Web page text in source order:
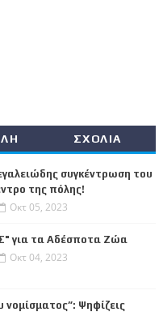
ΣΧΟΛΙΑ
συγκέντρωση του
της πόλης!
Οκτ 05, 2023
για τα Αδέσποτα Ζώα
Οκτ 04, 2023
νομίσματος”: Ψηφίζεις